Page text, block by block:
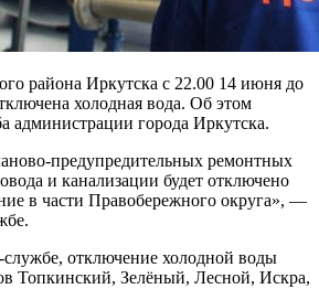
района Иркутска с 22.00 14 июня до
холодная вода. Об этом
администрации города Иркутска.
предупредительных ремонтных
и канализации будет отключено
в части Правобережного округа», —
отключение холодной воды
Топкинский, Зелёный, Лесной, Искра,